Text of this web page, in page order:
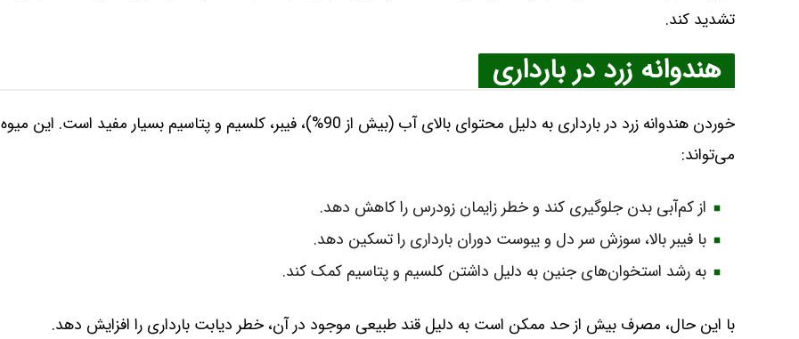
تشدید کند.
هندوانه زرد در بارداری
خوردن هندوانه زرد در بارداری به دلیل محتوای بالای آب (بیش از 90%)، فیبر، کلسیم و پتاسیم بسیار مفید است. این میوه
می‌تواند:
از کم‌آبی بدن جلوگیری کند و خطر زایمان زودرس را کاهش دهد.
با فیبر بالا، سوزش سر دل و یبوست دوران بارداری را تسکین دهد.
به رشد استخوان‌های جنین به دلیل داشتن کلسیم و پتاسیم کمک کند.
با این حال، مصرف بیش از حد ممکن است به دلیل قند طبیعی موجود در آن، خطر دیابت بارداری را افزایش دهد.